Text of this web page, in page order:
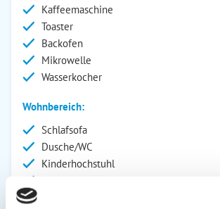
Kaffeemaschine
Toaster
Backofen
Mikrowelle
Wasserkocher
Wohnbereich:
Schlafsofa
Dusche/WC
Kinderhochstuhl